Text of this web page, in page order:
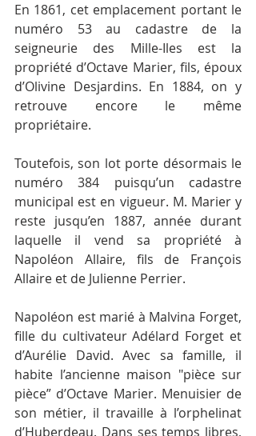
En 1861, cet emplacement portant le
numéro 53 au cadastre de la
seigneurie des Mille-Iles est la
propriété d’Octave Marier, fils, époux
d’Olivine Desjardins. En 1884, on y
retrouve encore le même
propriétaire.
Toutefois, son lot porte désormais le
numéro 384 puisqu’un cadastre
municipal est en vigueur. M. Marier y
reste jusqu’en 1887, année durant
laquelle il vend sa propriété à
Napoléon Allaire, fils de François
Allaire et de Julienne Perrier.
Napoléon est marié à Malvina Forget,
fille du cultivateur Adélard Forget et
d’Aurélie David. Avec sa famille, il
habite l’ancienne maison "pièce sur
pièce” d’Octave Marier. Menuisier de
son métier, il travaille à l’orphelinat
d’Huberdeau. Dans ses temps libres,